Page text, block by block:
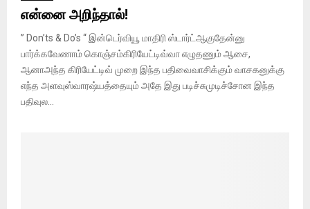
என்னை அறிந்தால்!
” Don’ts & Do’s “ இன்டெர்வியூ மாதிரி ஸ்டார்ட்ஆகுதேன்னு
பார்க்கவேணாம் கொஞ்சம்கிரியேட்டிவ்வா எழுதணும் ஆசை,
ஆனாஅந்த கிரியேட்டிவ் முறை இந்த பதிவைவாசிக்கும் வாசகனுக்கு
எந்த அளவுஸ்வாரஷ்யத்தையும் அதே இது படிச்சுமுடிச்சோன இந்த
பதிவுல...